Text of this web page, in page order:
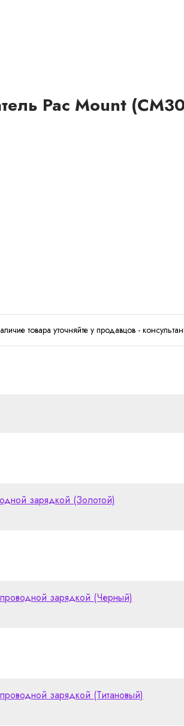
Pac Mount
товара уточняйте у продавцов -
зарядкой (Золотой)
зарядкой (Черный)
зарядкой (Титановый)